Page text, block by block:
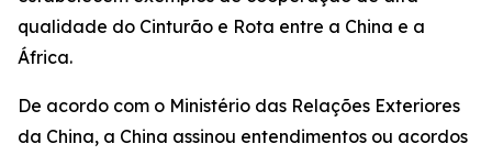
qualidade do Cinturão e Rota entre a China e a
África.
De acordo com o Ministério das Relações Exteriores
da China, a China assinou entendimentos ou acordos